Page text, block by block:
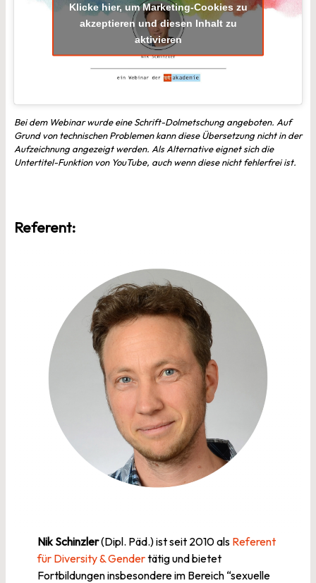
Klicke hier, um Marketing-Cookies zu
akzeptieren und diesen Inhalt zu
aktivieren
Bei dem Webinar wurde eine Schrift-Dolmetschung angeboten. Auf
Grund von technischen Problemen kann diese Übersetzung nicht in der
Aufzeichnung angezeigt werden. Als Alternative eignet sich die
Untertitel-Funktion von YouTube, auch wenn diese nicht fehlerfrei ist.
Referent:
Nik Schinzler(Dipl. Päd.) ist seit 2010 als Referent
für Diversity & Gendertätig und bietet
Fortbildungen insbesondere im Bereich “sexuelle